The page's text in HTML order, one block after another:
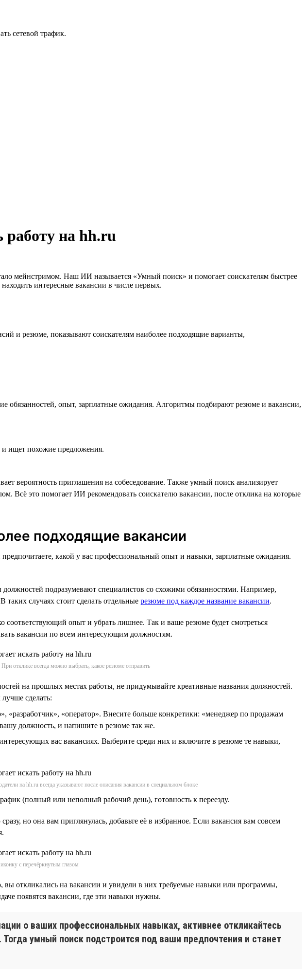
сетевой трафик.
на hh.ru
мейнстримом. Наш ИИ называется «Умный поиск» и помогает соискателям быстрее
интересные вакансии в числе первых.
и резюме, показывают соискателям наиболее подходящие варианты,
обязанностей, опыт, зарплатные ожидания. Алгоритмы подбирают резюме и вакансии,
и ищет похожие предложения.
вероятность приглашения на собеседование. Также умный поиск анализирует
Всё это помогает ИИ рекомендовать соискателю вакансии, после отклика на которые
подходящие вакансии
какой у вас профессиональный опыт и навыки, зарплатные ожидания.
подразумевают специалистов со схожими обязанностями. Например,
случаях стоит сделать отдельные резюме под каждое название вакансии.
опыт и убрать лишнее. Так и ваше резюме будет смотреться
вакансии по всем интересующим должностям.
отклике всегда можно выбрать, какое резюме отправить
на прошлых местах работы, не придумывайте креативные названия должностей.
сделать:
«разработчик», «оператор». Внесите больше конкретики: «менеджер по продажам
должность, и напишите в резюме так же.
вас вакансиях. Выберите среди них и включите в резюме те навыки,
на hh.ru всегда указывают после описания вакансии в специальном блоке
(полный или неполный рабочий день), готовность к переезду.
но она вам приглянулась, добавьте её в избранное. Если вакансия вам совсем
с перечёркнутым глазом
откликались на вакансии и увидели в них требуемые навыки или программы,
появятся вакансии, где эти навыки нужны.
о ваших профессиональных навыках, активнее откликайтесь
умный поиск подстроится под ваши предпочтения и станет